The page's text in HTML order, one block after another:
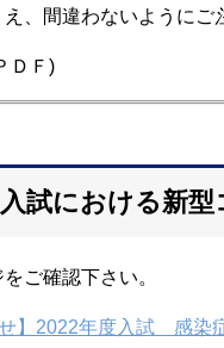
、間違わないようにご
ＤＦ)
入試における新
ご確認下さい。
せ】2022年度入試 感染